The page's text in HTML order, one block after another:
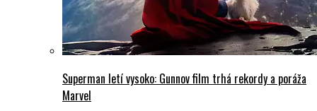
Superman letí vysoko: Gunnov film trhá rekordy a poráža
Marvel